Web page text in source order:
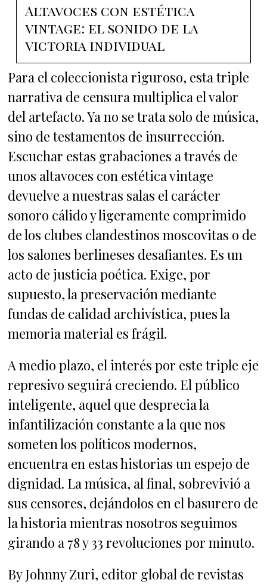
Altavoces con estética
vintage: el sonido de la
victoria individual
Para el coleccionista riguroso, esta triple
narrativa de censura multiplica el valor
del artefacto. Ya no se trata solo de música,
sino de testamentos de insurrección.
Escuchar estas grabaciones a través de
unos altavoces con estética vintage
devuelve a nuestras salas el carácter
sonoro cálido y ligeramente comprimido
de los clubes clandestinos moscovitas o de
los salones berlineses desafiantes. Es un
acto de justicia poética. Exige, por
supuesto, la preservación mediante
fundas de calidad archivística, pues la
memoria material es frágil.
A medio plazo, el interés por este triple eje
represivo seguirá creciendo. El público
inteligente, aquel que desprecia la
infantilización constante a la que nos
someten los políticos modernos,
encuentra en estas historias un espejo de
dignidad. La música, al final, sobrevivió a
sus censores, dejándolos en el basurero de
la historia mientras nosotros seguimos
girando a 78 y 33 revoluciones por minuto.
By Johnny Zuri, editor global de revistas